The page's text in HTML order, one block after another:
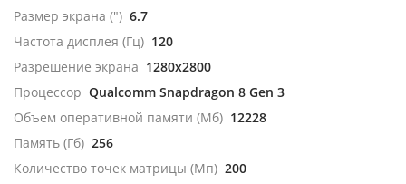
Размер экрана (") 6.7
Частота дисплея (Гц) 120
Разрешение экрана 1280x2800
Процессор Qualcomm Snapdragon 8 Gen 3
Объем оперативной памяти (Мб) 12228
Память (Гб) 256
Количество точек матрицы (Мп) 200